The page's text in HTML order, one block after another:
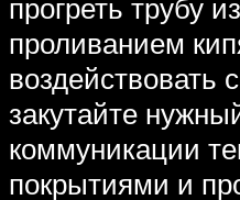
прогреть трубу
проливанием
воздействовать
закутайте
коммуникации
покрытиями и